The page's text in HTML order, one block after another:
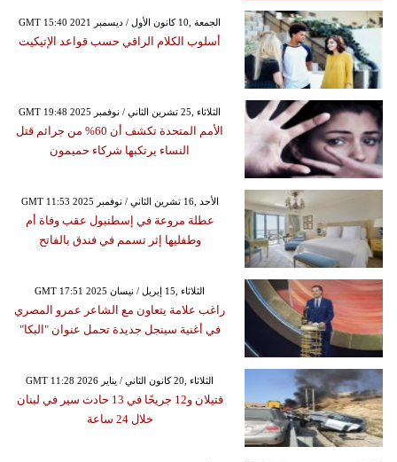
GMT 15:40 2021 الجمعة ,10 كانون الأول / ديسمبر
أسلوب الكلام الراقي حسب قواعد الإتيكيت
GMT 19:48 2025 الثلاثاء ,25 تشرين الثاني / نوفمبر
الأمم المتحدة تكشف أن 60% من جرائم قتل
النساء يرتكبها شركاء حميمون
GMT 11:53 2025 الأحد ,16 تشرين الثاني / نوفمبر
عطلة مروعة في إسطنبول عقب وفاة أم
وطفليها إثر تسمم في فندق بالفاتح
GMT 17:51 2025 الثلاثاء ,15 إبريل / نيسان
راغب علامة يتعاون مع الشاعر عمرو المصري
في أغنية سينجل جديدة تحمل عنوان "البكا"
GMT 11:28 2026 الثلاثاء ,20 كانون الثاني / يناير
قتيلان و12 جريحًا في 13 حادث سير في لبنان
خلال 24 ساعة